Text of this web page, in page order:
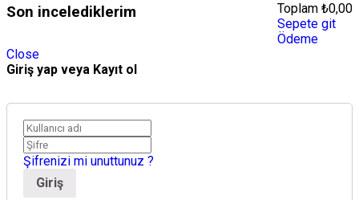
Toplam ₺0,00
Sepete git
Ödeme
Son incelediklerim
Close
Giriş yap veya Kayıt ol
Şifrenizi mi unuttunuz ?